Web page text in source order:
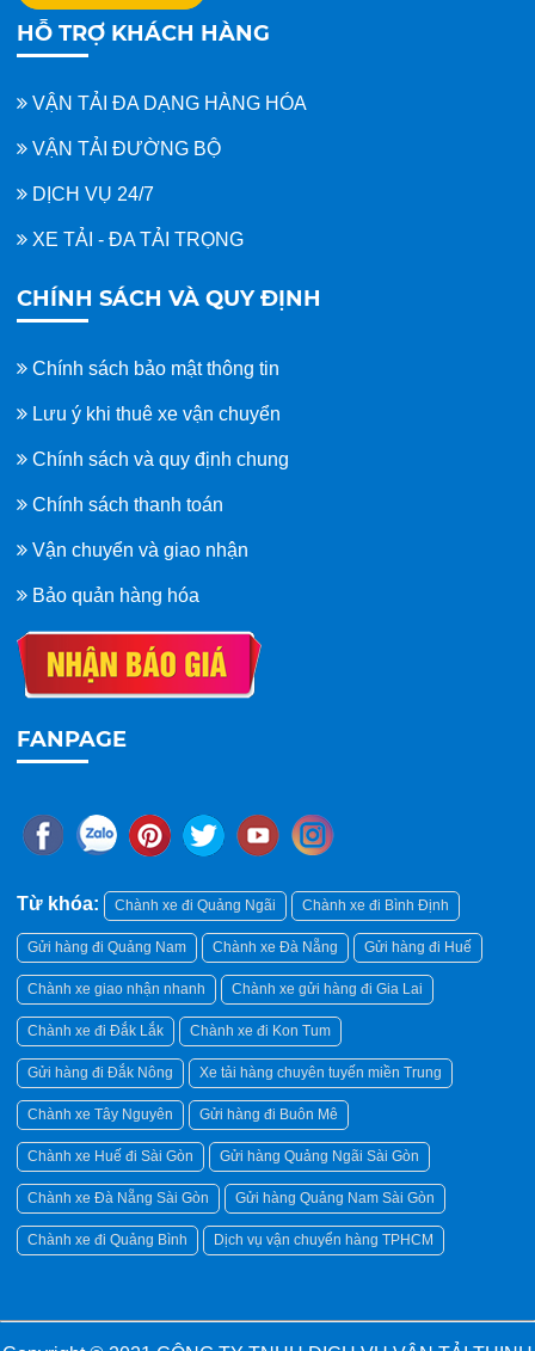
HỖ TRỢ KHÁCH HÀNG
VẬN TẢI ĐA DẠNG HÀNG HÓA
VẬN TẢI ĐƯỜNG BỘ
DỊCH VỤ 24/7
XE TẢI - ĐA TẢI TRỌNG
CHÍNH SÁCH VÀ QUY ĐỊNH
Chính sách bảo mật thông tin
Lưu ý khi thuê xe vận chuyển
Chính sách và quy định chung
Chính sách thanh toán
Vận chuyển và giao nhận
Bảo quản hàng hóa
FANPAGE
Từ khóa: Chành xe đi Quảng Ngãi Chành xe đi Bình Định
Gửi hàng đi Quảng Nam Chành xe Đà Nẵng Gửi hàng đi Huế
Chành xe giao nhận nhanh Chành xe gửi hàng đi Gia Lai
Chành xe đi Đắk Lắk Chành xe đi Kon Tum
Gửi hàng đi Đắk Nông Xe tải hàng chuyên tuyến miền Trung
Chành xe Tây Nguyên Gửi hàng đi Buôn Mê
Chành xe Huế đi Sài Gòn Gửi hàng Quảng Ngãi Sài Gòn
Chành xe Đà Nẵng Sài Gòn Gửi hàng Quảng Nam Sài Gòn
Chành xe đi Quảng Bình Dịch vụ vận chuyển hàng TPHCM